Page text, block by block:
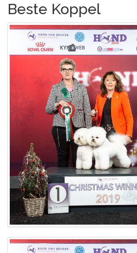
Beste Koppel